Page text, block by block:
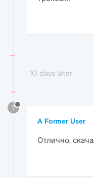
10 days later
?
A Former User
Отлично,